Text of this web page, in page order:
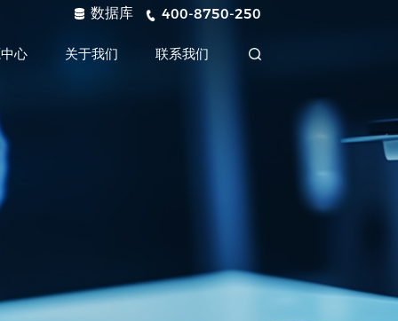
数据库 400-8750-250
心 关于我们 联系我们